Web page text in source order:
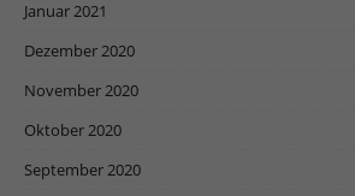
Januar 2021
Dezember 2020
November 2020
Oktober 2020
September 2020